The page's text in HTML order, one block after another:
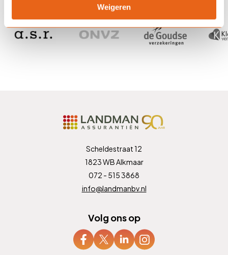
Weigeren
Scheldestraat 12
1823 WB Alkmaar
072 - 515 3868
info@landmanbv.nl
Volg ons op